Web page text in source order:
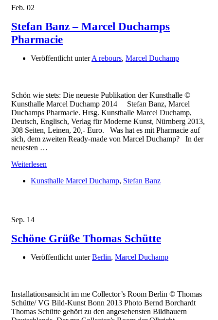
Feb. 02
Stefan Banz – Marcel Duchamps
Pharmacie
Veröffentlicht unterA rebours, Marcel Duchamp
Schön wie stets: Die neueste Publikation der Kunsthalle ©
Kunsthalle Marcel Duchamp 2014 Stefan Banz, Marcel
Duchamps Pharmacie. Hrsg. Kunsthalle Marcel Duchamp,
Deutsch, Englisch, Verlag für Moderne Kunst, Nürnberg 2013,
308 Seiten, Leinen, 20,- Euro. Was hat es mit Pharmacie auf
sich, dem zweiten Ready-made von Marcel Duchamp? In der
neuesten …
Weiterlesen
Kunsthalle Marcel Duchamp, Stefan Banz
Sep. 14
Schöne Grüße Thomas Schütte
Veröffentlicht unterBerlin, Marcel Duchamp
Installationsansicht im me Collector’s Room Berlin © Thomas
Schütte/ VG Bild-Kunst Bonn 2013 Photo Bernd Borchardt
Thomas Schütte gehört zu den angesehensten Bildhauern